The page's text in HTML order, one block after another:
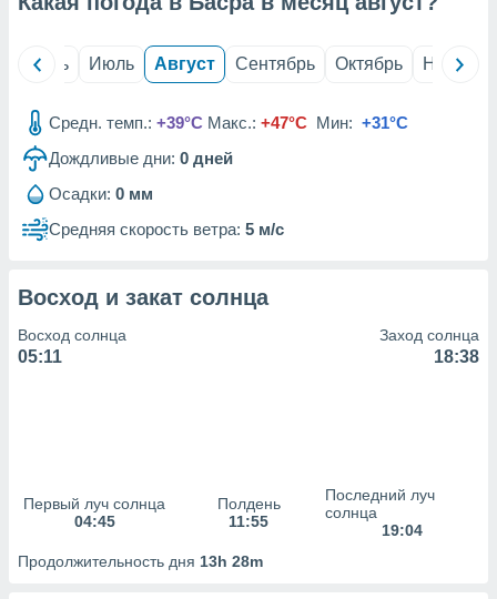
данных
Июнь Июль Август Сентябрь Октябрь Ноябрь
Средн. темп.: +39°C Макс.: +47°C Мин: +31°C
Дождливые дни: 0 дней
Осадки: 0 мм
Средняя скорость ветра: 5 м/с
Восход и закат солнца
Восход солнца
05:11
Заход солнца
18:38
Первый луч солнца
04:45
Полдень
11:55
Последний луч
солнца
19:04
Продолжительность дня 13h 28m